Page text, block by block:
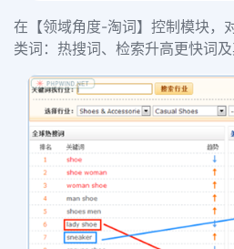
在【领域角度-淘词】控制模块，
类词：热搜词、检索升高更快词及